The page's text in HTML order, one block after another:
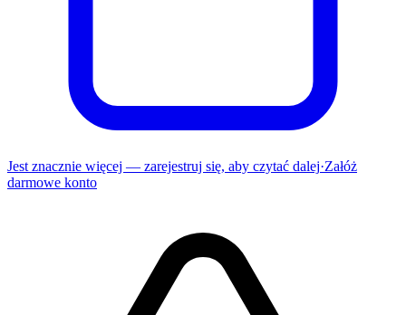
Jest znacznie więcej — zarejestruj się, aby czytać dalej·Załóż
darmowe konto